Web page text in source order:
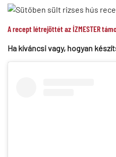
A recept létrejöttét az ÍZMESTER
Ha kíváncsi vagy, hogyan